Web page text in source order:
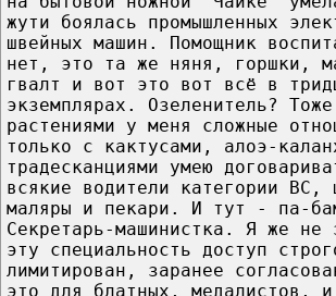
жути боялась промышленных
швейных машин. Помощник
нет, это та же няня, горшки,
гвалт и вот это вот всё в
экземплярах. Озеленитель?
растениями у меня сложные
только с кактусами, алоэ-
традесканциями умею
всякие водители категории ВС,
маляры и пекари. И тут - па-
Секретарь-машинистка. Я же не
эту специальность доступ
лимитирован, заранее
это для блатных, медалистов,